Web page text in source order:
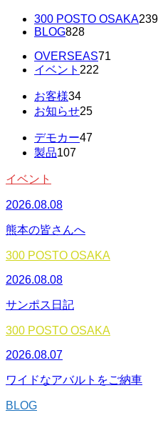
300 POSTO OSAKA239
BLOG828
OVERSEAS71
イベント 222
お客様34
お知らせ25
デモカー47
製品107
イベント
2026.08.08
熊本の皆さんへ
300 POSTO OSAKA
2026.08.08
サンポス日記
300 POSTO OSAKA
2026.08.07
ワイドなアバルトをご納車
BLOG